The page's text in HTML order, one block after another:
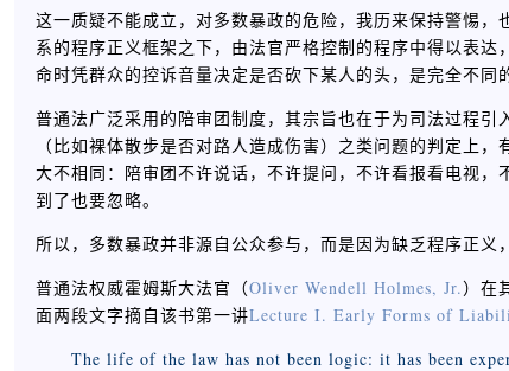
这一质疑不能成立，对多数暴政的危险，我历来保持警惕
系的程序正义框架之下，由法官严格控制的程序中得以表
命时凭群众的控诉音量决定是否砍下某人的头，是完全不同
普通法广泛采用的陪审团制度，其宗旨也在于为司法过程
（比如裸体散步是否对路人造成伤害）之类问题的判定上
大不相同：陪审团不许说话，不许提问，不许看报看电视
到了也要忽略。
所以，多数暴政并非源自公众参与，而是因为缺乏程序正义
普通法权威霍姆斯大法官（Oliver Wendell Holmes, Jr.）在
面两段文字摘自该书第一讲Lecture I. Early Forms of
The life of the law has not been logic: it has been